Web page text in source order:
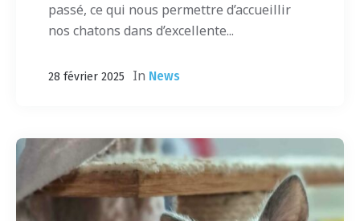
passé, ce qui nous permettre d’accueillir
nos chatons dans d’excellente...
28 février 2025 In News